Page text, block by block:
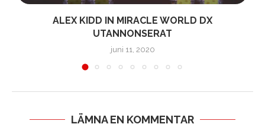
ALEX KIDD IN MIRACLE WORLD DX
UTANNONSERAT
juni 11, 2020
LÄMNA EN KOMMENTAR